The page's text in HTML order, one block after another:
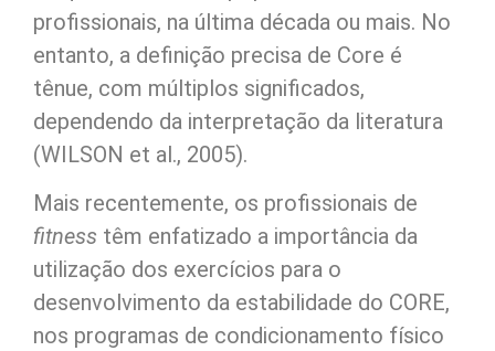
profissionais, na última década ou mais. No
entanto, a definição precisa de Core é
tênue, com múltiplos significados,
dependendo da interpretação da literatura
(WILSON et al., 2005).
Mais recentemente, os profissionais de
fitness têm enfatizado a importância da
utilização dos exercícios para o
desenvolvimento da estabilidade do CORE,
nos programas de condicionamento físico